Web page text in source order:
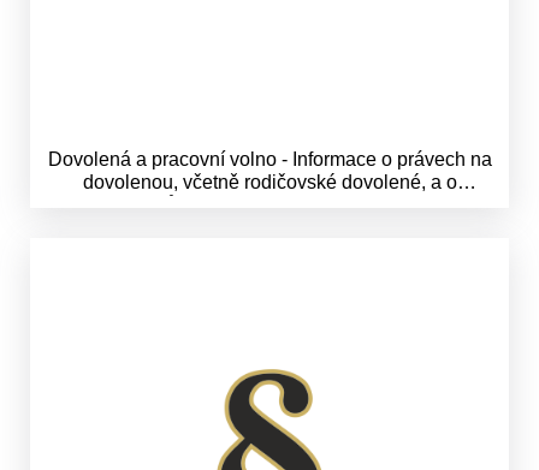
Dovolená a pracovní volno - Informace o právech na
dovolenou, včetně rodičovské dovolené, a o